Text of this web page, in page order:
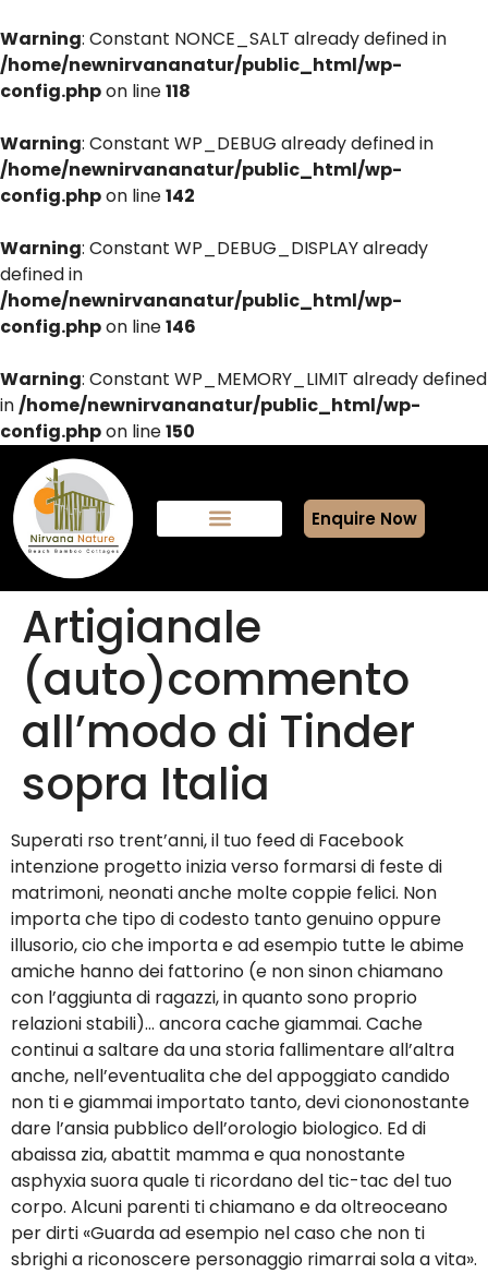
Warning: Constant NONCE_SALT already defined in
/home/newnirvananatur/public_html/wp-
config.phpon line118
Warning: Constant WP_DEBUG already defined in
/home/newnirvananatur/public_html/wp-
config.phpon line142
Warning: Constant WP_DEBUG_DISPLAY already
defined in
/home/newnirvananatur/public_html/wp-
config.phpon line146
Warning: Constant WP_MEMORY_LIMIT already defined
in/home/newnirvananatur/public_html/wp-
config.phpon line150
Enquire Now
Artigianale
(auto)commento
all’modo di Tinder
sopra Italia
Superati rso trent’anni, il tuo feed di Facebook
intenzione progetto inizia verso formarsi di feste di
matrimoni, neonati anche molte coppie felici. Non
importa che tipo di codesto tanto genuino oppure
illusorio, cio che importa e ad esempio tutte le abime
amiche hanno dei fattorino (e non sinon chiamano
con l’aggiunta di ragazzi, in quanto sono proprio
relazioni stabili)… ancora cache giammai. Cache
continui a saltare da una storia fallimentare all’altra
anche, nell’eventualita che del appoggiato candido
non ti e giammai importato tanto, devi ciononostante
dare l’ansia pubblico dell’orologio biologico. Ed di
abaissa zia, abattit mamma e qua nonostante
asphyxia suora quale ti ricordano del tic-tac del tuo
corpo. Alcuni parenti ti chiamano e da oltreoceano
per dirti «Guarda ad esempio nel caso che non ti
sbrighi a riconoscere personaggio rimarrai sola a vita».